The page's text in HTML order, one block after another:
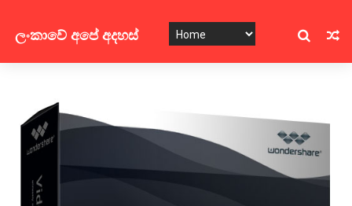
ලංකාවේ අපේ අදහස්